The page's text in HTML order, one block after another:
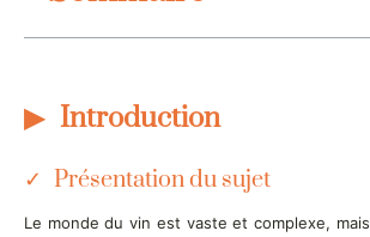
Introduction
Présentation du sujet
Le monde du vin est vaste et complexe,